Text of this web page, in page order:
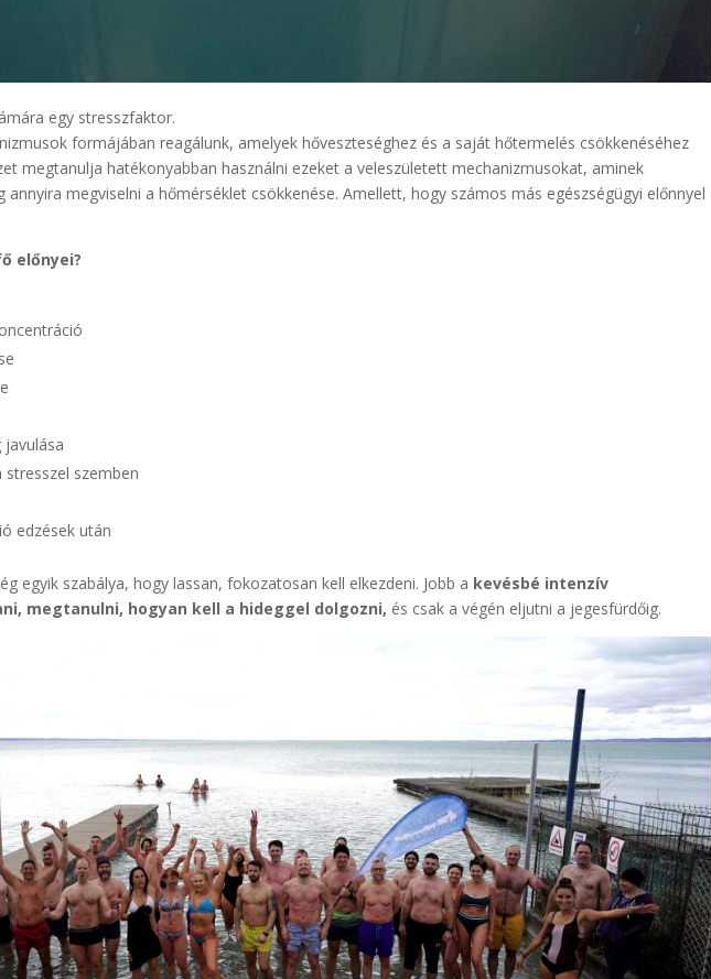
egy stresszfaktor.
formájában reagálunk, amelyek hőveszteséghez és a saját hőtermelés csökkenéséhez
megtanulja hatékonyabban használni ezeket a veleszületett mechanizmusokat, aminek
megviselni a hőmérséklet csökkenése. Amellett, hogy számos más egészségügyi előnnyel
előnyei?
javulása
stresszel szemben
edzések után
egyik szabálya, hogy lassan, fokozatosan kell elkezdeni. Jobb a kevésbé intenzív
megtanulni, hogyan kell a hideggel dolgozni, és csak a végén eljutni a jegesfürdőig.